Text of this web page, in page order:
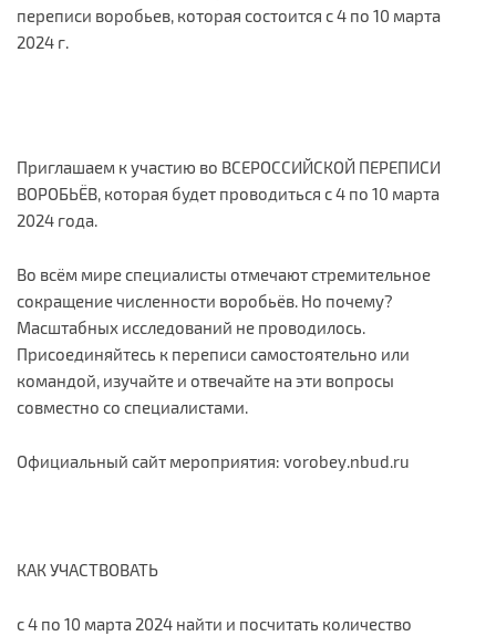
переписи воробьев, которая состоится с 4 по 10 марта
2024 г.
Приглашаем к участию во ВСЕРОССИЙСКОЙ ПЕРЕПИСИ
ВОРОБЬЁВ, которая будет проводиться с 4 по 10 марта
2024 года.
Во всём мире специалисты отмечают стремительное
сокращение численности воробьёв. Но почему?
Масштабных исследований не проводилось.
Присоединяйтесь к переписи самостоятельно или
командой, изучайте и отвечайте на эти вопросы
совместно со специалистами.
Официальный сайт мероприятия: vorobey.nbud.ru
КАК УЧАСТВОВАТЬ
с 4 по 10 марта 2024 найти и посчитать количество